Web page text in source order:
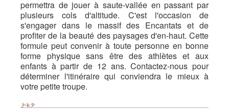
permettra de jouer à saute-vallée en passant par
plusieurs cols d'altitude. C'est l'occasion de
s'engager dans le massif des Encantats et de
profiter de la beauté des paysages d'en-haut. Cette
formule peut convenir à toute personne en bonne
forme physique sans être des athlètes et aux
enfants à partir de 12 ans. Contactez-nous pour
déterminer l'itinéraire qui conviendra le mieux à
votre petite troupe.